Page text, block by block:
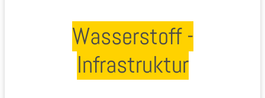
Wasserstoff -
Infrastruktur